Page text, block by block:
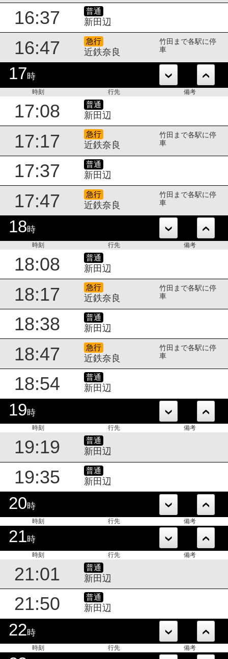
16:37 普通
新田辺
16:47 急行
近鉄奈良
竹田まで各駅に停
車
17時
時刻 行先 備考
17:08 普通
新田辺
17:17 急行
近鉄奈良
竹田まで各駅に停
車
17:37 普通
新田辺
17:47 急行
近鉄奈良
竹田まで各駅に停
車
18時
時刻 行先 備考
18:08 普通
新田辺
18:17 急行
近鉄奈良
竹田まで各駅に停
車
18:38 普通
新田辺
18:47 急行
近鉄奈良
竹田まで各駅に停
車
18:54 普通
新田辺
19時
時刻 行先 備考
19:19 普通
新田辺
19:35 普通
新田辺
20時
時刻 行先 備考
21時
時刻 行先 備考
21:01 普通
新田辺
21:50 普通
新田辺
22時
時刻 行先 備考